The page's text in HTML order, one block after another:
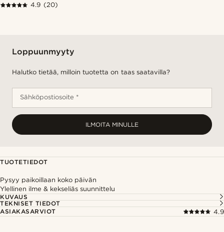
4.9 (20)
Loppuunmyyty
Halutko tietää, milloin tuotetta on taas saatavilla?
Sähköpostiosoite *
ILMOITA MINULLE
TUOTETIEDOT
Pysyy paikoillaan koko päivän
Ylellinen ilme & kekseliäs suunnittelu
KUVAUS
TEKNISET TIEDOT
ASIAKASARVIOT
4.9